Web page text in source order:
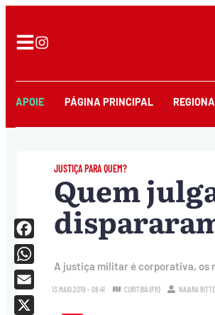
APOIE PÁGINA PRINCIPAL
JUSTIÇA PARA QUEM?
Quem
A justiça militar é corporativa, os
13.MAIO.2019 - 08:41 CURITIBA (PR) NAIARA
Facebook
WhatsApp
Email